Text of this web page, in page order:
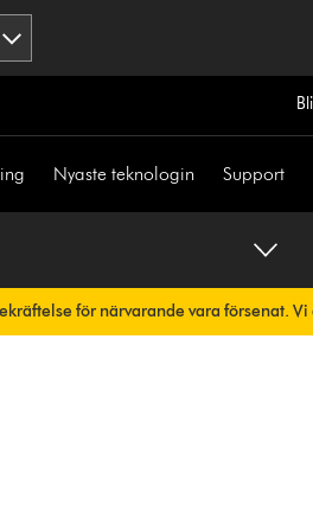
Nyaste teknologin Support
för närvarande vara försenat.